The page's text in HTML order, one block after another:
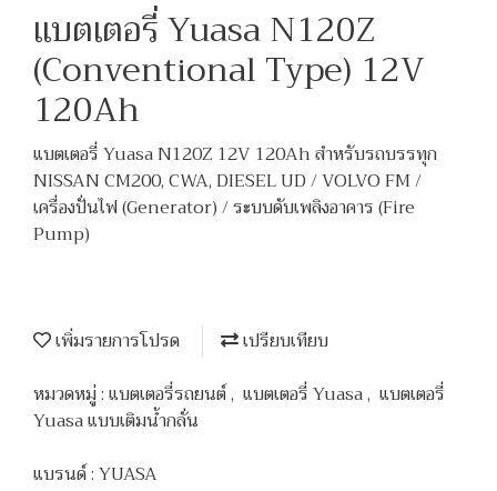
แบตเตอรี่ Yuasa N120Z
(Conventional Type) 12V
120Ah
แบตเตอรี่ Yuasa N120Z 12V 120Ah สำหรับรถบรรทุก
NISSAN CM200, CWA, DIESEL UD / VOLVO FM /
เครื่องปั่นไฟ (Generator) / ระบบดับเพลิงอาคาร (Fire
Pump)
เพิ่มรายการโปรด
เปรียบเทียบ
หมวดหมู่ :แบตเตอรี่รถยนต์, แบตเตอรี่ Yuasa, แบตเตอรี่
Yuasa แบบเติมน้ำกลั่น
แบรนด์ :YUASA